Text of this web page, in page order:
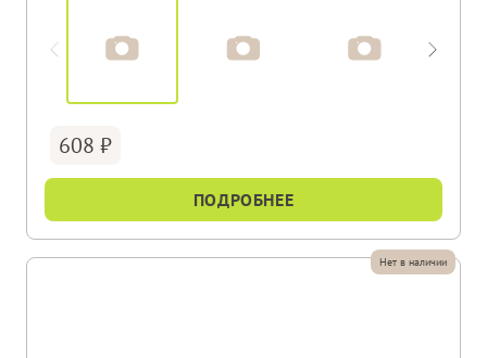
608
ПОДРОБНЕЕ
Нет в наличии